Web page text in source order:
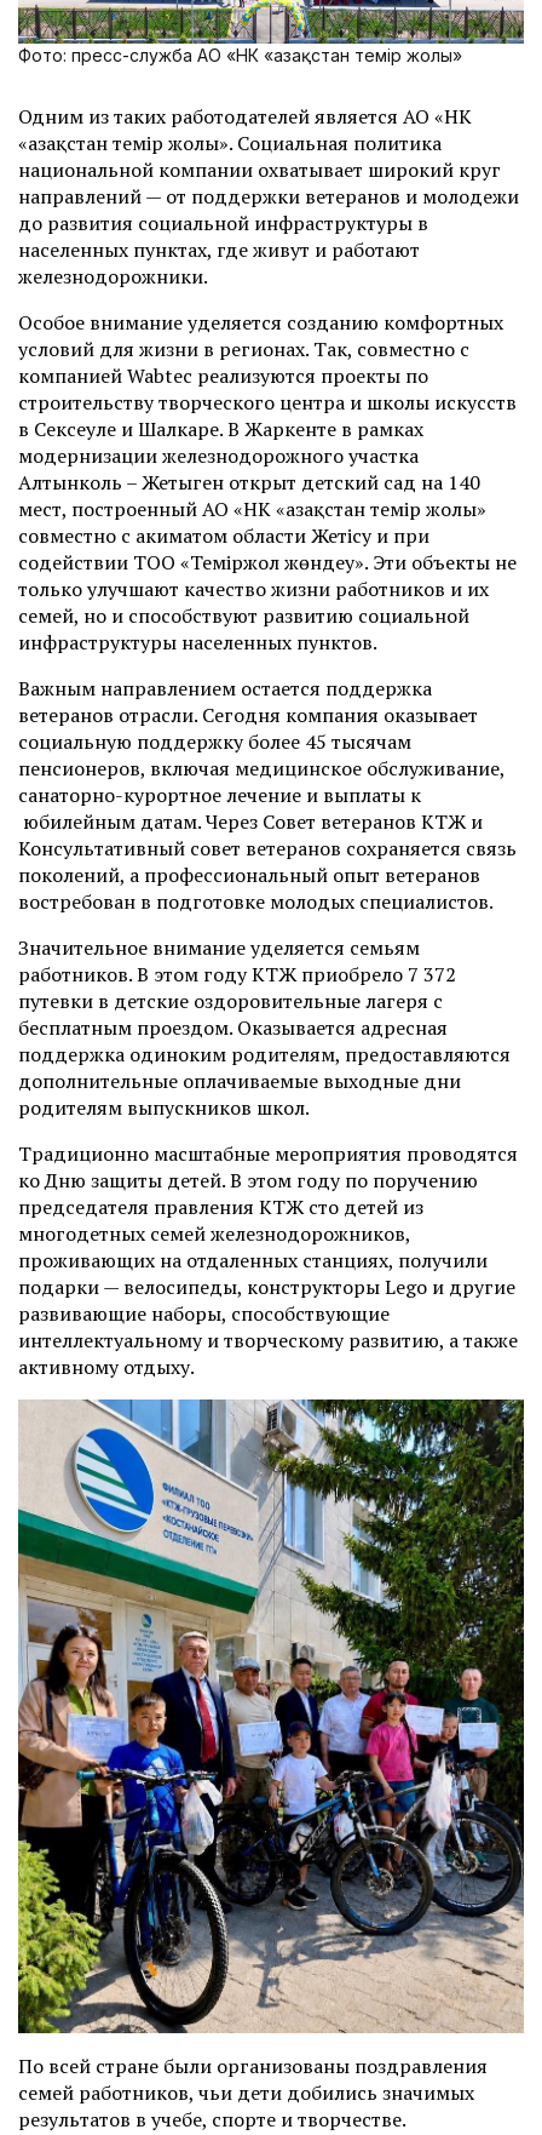
Фото: пресс-служба АО «НК «Қазақстан темір жолы»
Одним из таких работодателей является АО «НК
«Қазақстан темір жолы». Социальная политика
национальной компании охватывает широкий круг
направлений — от поддержки ветеранов и молодежи
до развития социальной инфраструктуры в
населенных пунктах, где живут и работают
железнодорожники.
Особое внимание уделяется созданию комфортных
условий для жизни в регионах. Так, совместно с
компанией Wabtec реализуются проекты по
строительству творческого центра и школы искусств
в Сексеуле и Шалкаре. В Жаркенте в рамках
модернизации железнодорожного участка
Алтынколь – Жетыген открыт детский сад на 140
мест, построенный АО «НК «Қазақстан темір жолы»
совместно с акиматом области Жетісу и при
содействии ТОО «Теміржол жөндеу». Эти объекты не
только улучшают качество жизни работников и их
семей, но и способствуют развитию социальной
инфраструктуры населенных пунктов.
Важным направлением остается поддержка
ветеранов отрасли. Сегодня компания оказывает
социальную поддержку более 45 тысячам
пенсионеров, включая медицинское обслуживание,
санаторно-курортное лечение и выплаты к
юбилейным датам. Через Совет ветеранов КТЖ и
Консультативный совет ветеранов сохраняется связь
поколений, а профессиональный опыт ветеранов
востребован в подготовке молодых специалистов.
Значительное внимание уделяется семьям
работников. В этом году КТЖ приобрело 7 372
путевки в детские оздоровительные лагеря с
бесплатным проездом. Оказывается адресная
поддержка одиноким родителям, предоставляются
дополнительные оплачиваемые выходные дни
родителям выпускников школ.
Традиционно масштабные мероприятия проводятся
ко Дню защиты детей. В этом году по поручению
председателя правления КТЖ сто детей из
многодетных семей железнодорожников,
проживающих на отдаленных станциях, получили
подарки — велосипеды, конструкторы Lego и другие
развивающие наборы, способствующие
интеллектуальному и творческому развитию, а также
активному отдыху.
По всей стране были организованы поздравления
семей работников, чьи дети добились значимых
результатов в учебе, спорте и творчестве.